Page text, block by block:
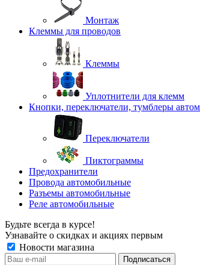
Монтаж
Клеммы для проводов
Клеммы
Уплотнители для клемм
Кнопки, переключатели, тумблеры
Переключатели
Пиктограммы
Предохранители
Провода автомобильные
Разъемы автомобильные
Реле автомобильные
Будьте всегда в курсе!
Узнавайте о скидках и акциях первым
Новости магазина